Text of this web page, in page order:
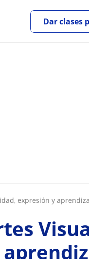
Dar clases
expresión y